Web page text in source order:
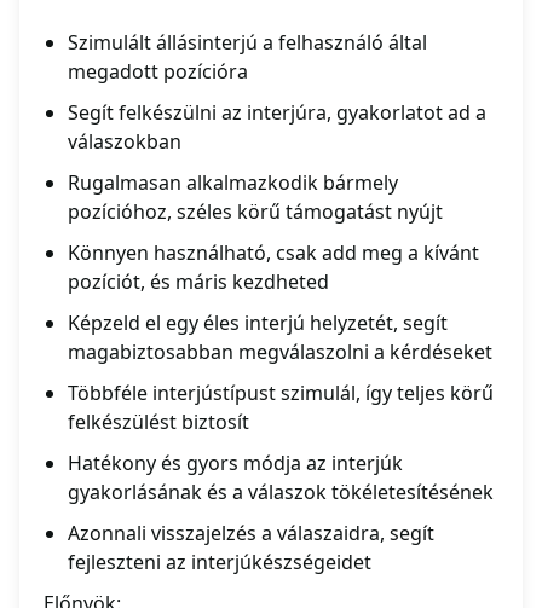
Szimulált állásinterjú a felhasználó által
megadott pozícióra
Segít felkészülni az interjúra, gyakorlatot ad a
válaszokban
Rugalmasan alkalmazkodik bármely
pozícióhoz, széles körű támogatást nyújt
Könnyen használható, csak add meg a kívánt
pozíciót, és máris kezdheted
Képzeld el egy éles interjú helyzetét, segít
magabiztosabban megválaszolni a kérdéseket
Többféle interjústípust szimulál, így teljes körű
felkészülést biztosít
Hatékony és gyors módja az interjúk
gyakorlásának és a válaszok tökéletesítésének
Azonnali visszajelzés a válaszaidra, segít
fejleszteni az interjúkészségeidet